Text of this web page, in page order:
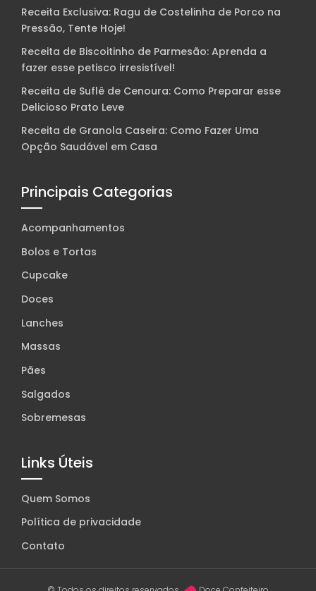
Receita Exclusiva: Ragu de Costelinha de Porco na
Pressão, Tente Hoje!
Receita de Biscoitinho de Parmesão: Aprenda a
fazer esse petisco irresistível!
Receita de Suflê de Cenoura: Como Preparar esse
Delicioso Prato Leve
Receita de Granola Caseira: Como Fazer Uma
Opção Saudável em Casa
Principais Categorias
Acompanhamentos
Bolos e Tortas
Cupcake
Doces
Lanches
Massas
Pães
Salgados
Sobremesas
Links Úteis
Quem Somos
Política de privacidade
Contato